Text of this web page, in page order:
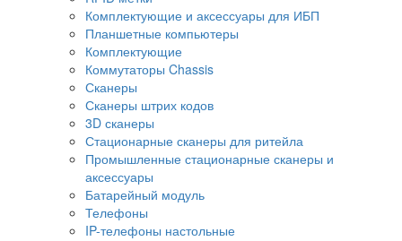
Комплектующие и аксессуары для ИБП
Планшетные компьютеры
Комплектующие
Коммутаторы Chassis
Сканеры
Сканеры штрих кодов
3D сканеры
Стационарные сканеры для ритейла
Промышленные стационарные сканеры и
аксессуары
Батарейный модуль
Телефоны
IP-телефоны настольные